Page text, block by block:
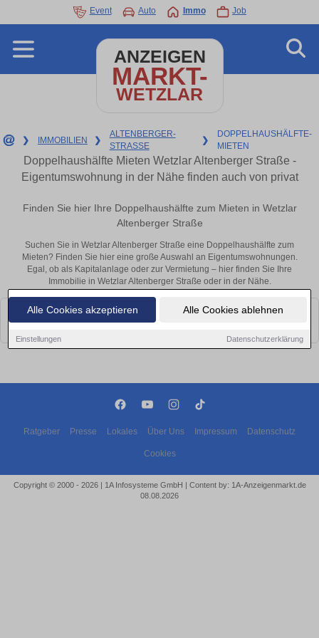
Alle Cookies akzeptieren Alle Cookies ablehnen
Einstellungen Datenschutzerklärung
Event Auto Immo Job
ANZEIGEN
MARKT-
WETZLAR
❯ IMMOBILIEN ❯
ALTENBERGER-
STRASSE
❯
DOPPELHAUSHÄLFTE-
MIETEN
Doppelhaushälfte Mieten Wetzlar Altenberger Straße -
Eigentumswohnung in der Nähe finden auch von privat
Finden Sie hier Ihre Doppelhaushälfte zum Mieten in Wetzlar
Altenberger Straße
Suchen Sie in Wetzlar Altenberger Straße eine Doppelhaushälfte zum
Mieten? Finden Sie hier eine große Auswahl an Eigentumswohnungen.
Egal, ob als Kapitalanlage oder zur Vermietung – hier finden Sie Ihre
Immobilie in Wetzlar Altenberger Straße oder in der Nähe.
Leider konnten wir derzeit keine passenden Objekte finden. Schauen Sie
Ratgeber Presse Lokales Über Uns Impressum Datenschutz
Cookies
Copyright © 2000 - 2026 | 1A Infosysteme GmbH | Content by: 1A-Anzeigenmarkt.de
08.08.2026